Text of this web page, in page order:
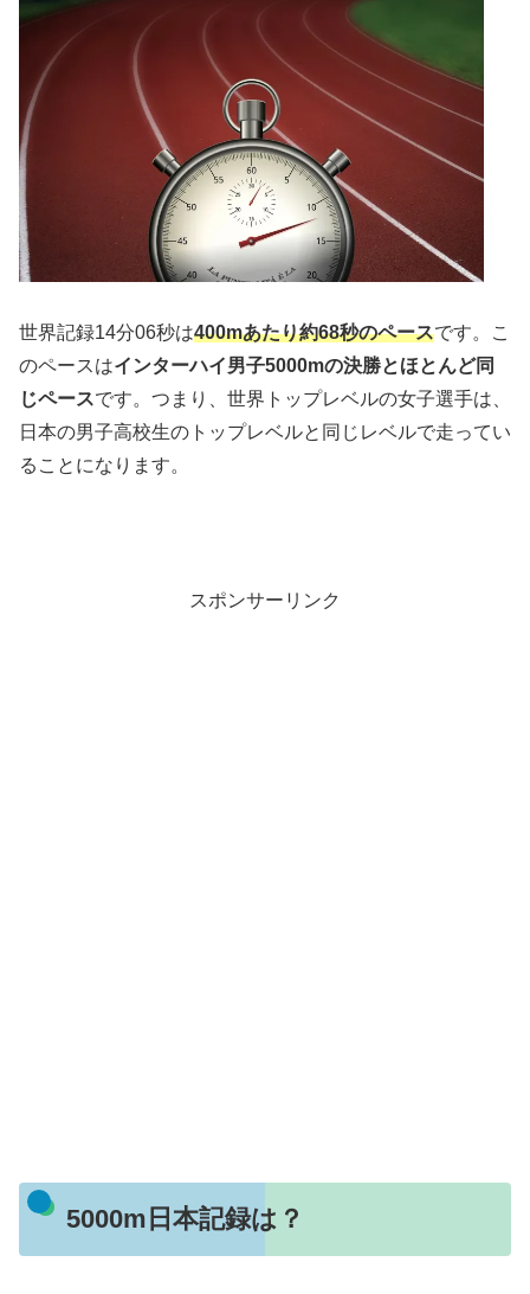
世界記録14分06秒は400mあたり約68秒のペースです。こ
のペースはインターハイ男子5000mの決勝とほとんど同
じペースです。つまり、世界トップレベルの女子選手は、
日本の男子高校生のトップレベルと同じレベルで走ってい
ることになります。
スポンサーリンク
5000m日本記録は？